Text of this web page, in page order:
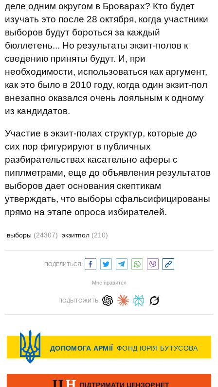
деле одним округом в Броварах? Кто будет
изучать это после 28 октября, когда участники
выборов будут бороться за каждый
бюллетень... Но результаты экзит-полов к
сведению приняты будут. И, при
необходимости, использоваться как аргумент,
как это было в 2010 году, когда один экзит-пол
внезапно оказался очень лояльным к одному
из кандидатов.
Участие в экзит-полах структур, которые до
сих пор фигурируют в публичных
разбирательствах касательно аферы с
пиплметрами, еще до объявления результатов
выборов дает основания скептикам
утверждать, что выборы сфальсифицированы
прямо на этапе опроса избирателей.
выборы (24307) экзитпол (210)
ПОДЕЛИТЬСЯ:
Мне нравится
ПОДЫТОЖИТЬ: